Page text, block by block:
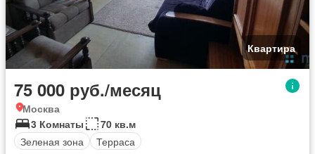
Квартира
75 000 руб./месяц
Москва
3 Комнаты
70 кв.м
Зеленая зона
Терраса